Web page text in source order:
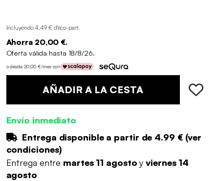
Incluyendo 4,49 € d'éco-part.
Ahorra 20,00 €.
Oferta válida hasta 18/8/26.
o desde 20,00 €/mes con
AÑADIR A LA CESTA
Envío inmediato
Entrega disponible a partir de 4.99 €(ver
condiciones)
Entrega entre martes 11 agostoyviernes 14
agosto